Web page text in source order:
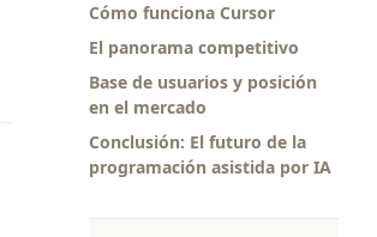
Cómo funciona Cursor
El panorama competitivo
Base de usuarios y posición
en el mercado
Conclusión: El futuro de la
programación asistida por IA